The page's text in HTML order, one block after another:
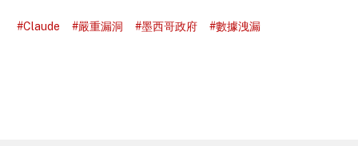
#Claude #嚴重漏洞 #墨西哥政府 #數據洩漏